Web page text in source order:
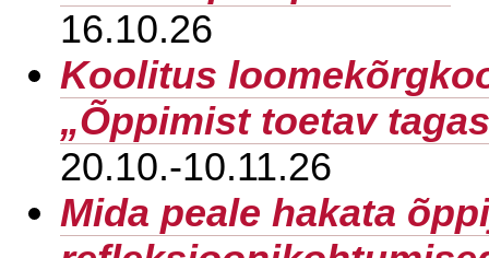
16.10.26
Koolitus
„Õppimist toetav
20.10.-10.11.26
Mida peale hakata